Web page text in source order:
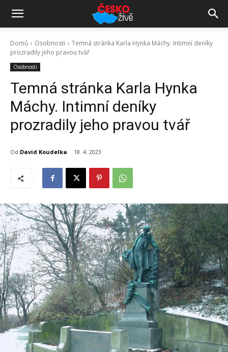
Domů Osobnosti
Temná stránka Karla Hynka Máchy. Intimní deníky
prozradily jeho pravou tvář
Osobnosti
Temná stránka Karla Hynka
Máchy. Intimní deníky
prozradily jeho pravou tvář
Od David Koudelka 18. 4. 2023